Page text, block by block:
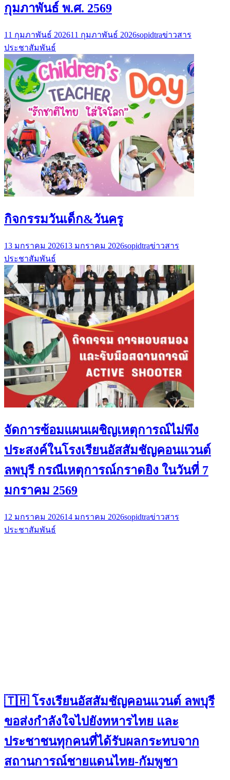
กุมภาพันธ์ พ.ศ. 2569
11 กุมภาพันธ์ 202611 กุมภาพันธ์ 2026sopidtraข่าวสาร
ประชาสัมพันธ์
กิจกรรมวันเด็ก&วันครู
13 มกราคม 202613 มกราคม 2026sopidtraข่าวสาร
ประชาสัมพันธ์
จัดการซ้อมแผนเผชิญเหตุการณ์ไม่พึง
ประสงค์ในโรงเรียนอัสสัมชัญคอนแวนต์
ลพบุรี กรณีเหตุการณ์กราดยิง ในวันที่ 7
มกราคม 2569
12 มกราคม 202614 มกราคม 2026sopidtraข่าวสาร
ประชาสัมพันธ์
🇹🇭 โรงเรียนอัสสัมชัญคอนแวนต์ ลพบุรี
ขอส่งกำลังใจไปยังทหารไทย และ
ประชาชนทุกคนที่ได้รับผลกระทบจาก
สถานการณ์ชายแดนไทย-กัมพูชา